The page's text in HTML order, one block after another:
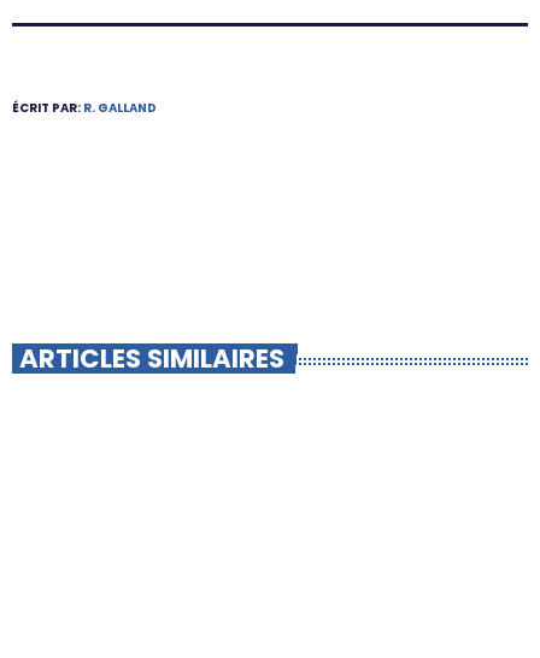
ÉCRIT PAR: R. GALLAND
ARTICLES SIMILAIRES